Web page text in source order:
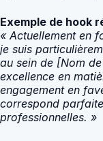
Exemple de hook
« Actuellement en
je suis
au sein de [Nom
excellence en
engagement en
correspond
professionnelles. »